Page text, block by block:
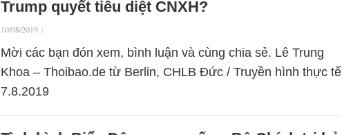
Trump quyết tiêu diệt CNXH?
10/08/2019 |
Mời các bạn đón xem, bình luận và cùng chia sẻ. Lê Trung
Khoa – Thoibao.de từ Berlin, CHLB Đức / Truyền hình thực tế
7.8.2019